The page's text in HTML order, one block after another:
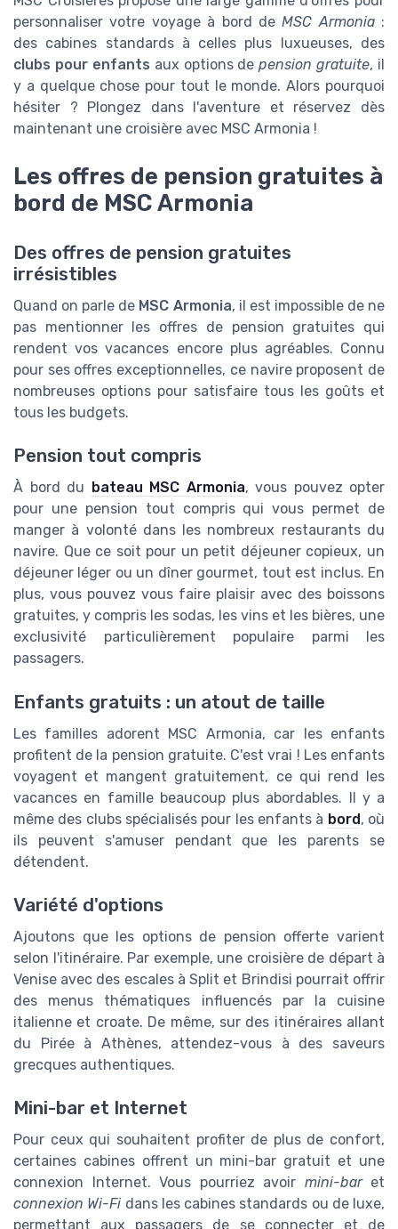
personnaliser votre voyage à bord deMSC Armonia:
des cabines standards à celles plus luxueuses, des
clubs pour enfants aux options depension gratuite, il
y a quelque chose pour tout le monde. Alors pourquoi
hésiter ? Plongez dans l'aventure et réservez dès
maintenant une croisière avec MSC Armonia !
Les offres de pension gratuites à
bord de MSC Armonia
Des offres de pension gratuites
irrésistibles
Quand on parle de MSC Armonia, il est impossible de ne
pas mentionner les offres de pension gratuites qui
rendent vos vacances encore plus agréables. Connu
pour ses offres exceptionnelles, ce navire proposent de
nombreuses options pour satisfaire tous les goûts et
tous les budgets.
Pension tout compris
À bord du bateau MSC Armonia, vous pouvez opter
pour une pension tout compris qui vous permet de
manger à volonté dans les nombreux restaurants du
navire. Que ce soit pour un petit déjeuner copieux, un
déjeuner léger ou un dîner gourmet, tout est inclus. En
plus, vous pouvez vous faire plaisir avec des boissons
gratuites, y compris les sodas, les vins et les bières, une
exclusivité particulièrement populaire parmi les
passagers.
Enfants gratuits : un atout de taille
Les familles adorent MSC Armonia, car les enfants
profitent de la pension gratuite. C'est vrai ! Les enfants
voyagent et mangent gratuitement, ce qui rend les
vacances en famille beaucoup plus abordables. Il y a
même des clubs spécialisés pour les enfants à bord, où
ils peuvent s'amuser pendant que les parents se
détendent.
Variété d'options
Ajoutons que les options de pension offerte varient
selon l'itinéraire. Par exemple, une croisière de départ à
Venise avec des escales à Split et Brindisi pourrait offrir
des menus thématiques influencés par la cuisine
italienne et croate. De même, sur des itinéraires allant
du Pirée à Athènes, attendez-vous à des saveurs
grecques authentiques.
Mini-bar et Internet
Pour ceux qui souhaitent profiter de plus de confort,
certaines cabines offrent un mini-bar gratuit et une
connexion Internet. Vous pourriez avoir mini-baret
connexion Wi-Fi dans les cabines standards ou de luxe,
permettant aux passagers de se connecter et de